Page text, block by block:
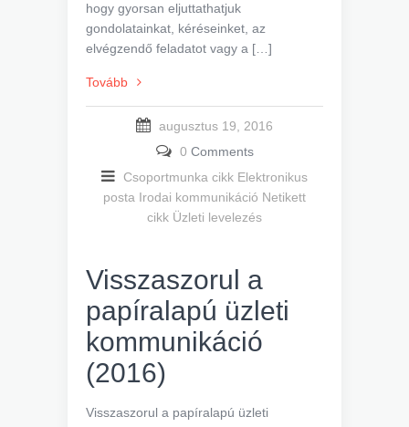
hogy gyorsan eljuttathatjuk
gondolatainkat, kéréseinket, az
elvégzendő feladatot vagy a […]
Tovább
augusztus 19, 2016
0 Comments
Csoportmunka cikk Elektronikus
posta Irodai kommunikáció Netikett
cikk Üzleti levelezés
Visszaszorul a
papíralapú üzleti
kommunikáció
(2016)
Visszaszorul a papíralapú üzleti